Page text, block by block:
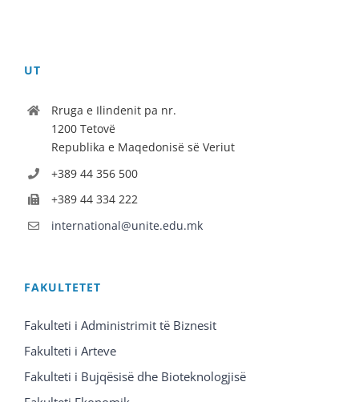
UT
Rruga e Ilindenit pa nr.
1200 Tetovë
Republika e Maqedonisë së Veriut
+389 44 356 500
+389 44 334 222
international@unite.edu.mk
FAKULTETET
Fakulteti i Administrimit të Biznesit
Fakulteti i Arteve
Fakulteti i Bujqësisë dhe Bioteknologjisë